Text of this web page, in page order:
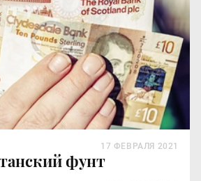
фунт
17 ФЕВРАЛЯ 2021